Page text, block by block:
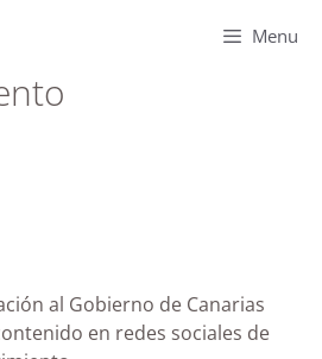
Menu
al Gobierno de Canarias
en redes sociales de